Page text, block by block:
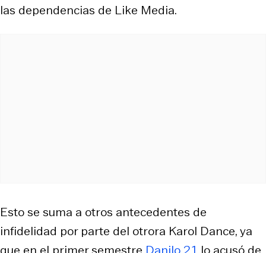
las dependencias de Like Media.
Esto se suma a otros antecedentes de
infidelidad por parte del otrora Karol Dance, ya